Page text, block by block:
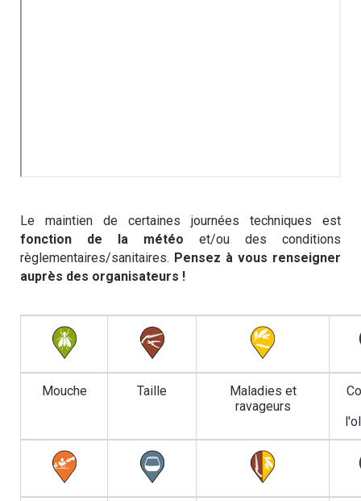
Le maintien de certaines journées techniques est
fonction de la météo et/ou des conditions
règlementaires/sanitaires. Pensez à vous renseigner
auprès des organisateurs !
Mouche Taille
Maladies et
ravageurs